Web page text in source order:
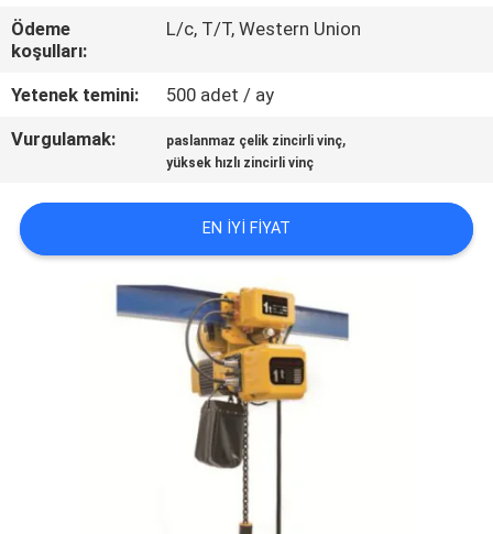
BIR
HARITASI
GIZLILIK
POLITIKASI
Ödeme
koşulları:
L/c, T/T, Western Union
Yetenek temini:
500 adet / ay
Vurgulamak:
paslanmaz çelik zincirli vinç,
yüksek hızlı zincirli vinç
EN IYI FIYAT